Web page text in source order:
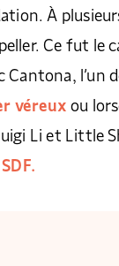
À
Ce fut le
Cantona, l’un
véreux ou
Li et Little